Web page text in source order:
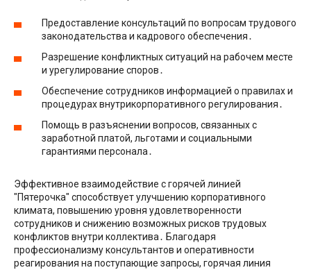
Предоставление консультаций по вопросам трудового
законодательства и кадрового обеспечения․
Разрешение конфликтных ситуаций на рабочем месте
и урегулирование споров․
Обеспечение сотрудников информацией о правилах и
процедурах внутрикорпоративного регулирования․
Помощь в разъяснении вопросов, связанных с
заработной платой, льготами и социальными
гарантиями персонала․
Эффективное взаимодействие с горячей линией
″Пятерочка″ способствует улучшению корпоративного
климата, повышению уровня удовлетворенности
сотрудников и снижению возможных рисков трудовых
конфликтов внутри коллектива․ Благодаря
профессионализму консультантов и оперативности
реагирования на поступающие запросы, горячая линия